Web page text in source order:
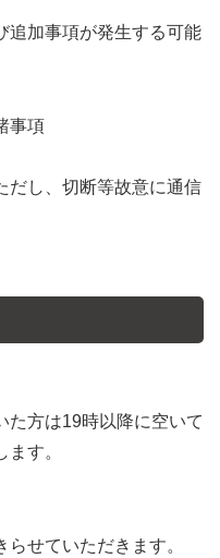
追加事項が発生する可能
事項
だし、切断等故意に通信
た方は19時以降に空いて
す。
せていただきます。